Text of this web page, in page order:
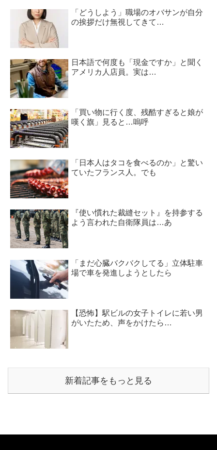
「どうしよう」職場のオバサンが自分
の挨拶だけ無視してきて…
日本語で何度も「現金ですか」と聞く
アメリカ人店員。実は…
「買い物に行く度、残酷すぎると娘が
嘆く旗」見ると…嗚呼
「日本人はタコを食べるのか」と驚い
ていたフランス人。でも
『使い慣れた裁縫セット』を持参する
よう言われた自衛隊員は…あ
「まだ心臓バクバクしてる」立体駐車
場で車を発進しようとしたら
【恐怖】駅ビルの女子トイレに若い男
がいたため、声をかけたら…
新着記事をもっと見る